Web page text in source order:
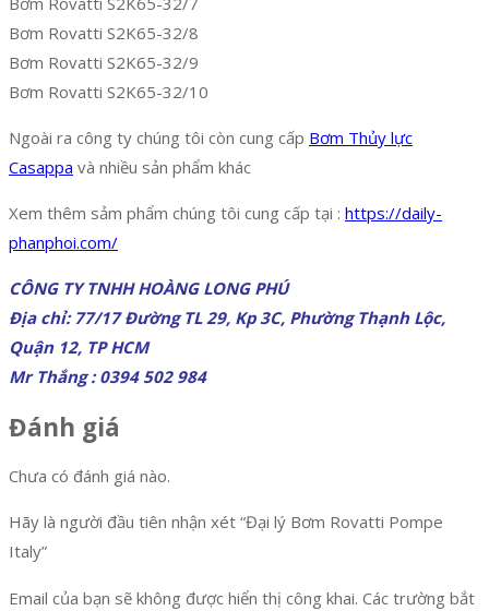
Bơm Rovatti S2K65-32/8
Bơm Rovatti S2K65-32/9
Bơm Rovatti S2K65-32/10
Ngoài ra công ty chúng tôi còn cung cấp Bơm Thủy lực
Casappa và nhiều sản phẩm khác
Xem thêm sảm phẩm chúng tôi cung cấp tại : https://daily-
phanphoi.com/
CÔNG TY TNHH HOÀNG LONG PHÚ
Địa chỉ: 77/17 Đường TL 29, Kp 3C, Phường Thạnh Lộc,
Quận 12, TP HCM
Mr Thắng : 0394 502 984
Đánh giá
Chưa có đánh giá nào.
Hãy là người đầu tiên nhận xét “Đại lý Bơm Rovatti Pompe
Italy”
Email của bạn sẽ không được hiển thị công khai. Các trường bắt